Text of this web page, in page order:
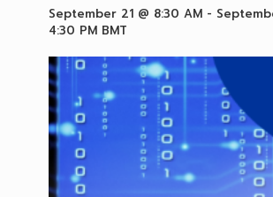
September 21 @ 8:30 AM -
4:30 PM BMT